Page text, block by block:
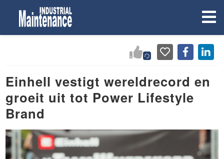
Einhell vestigt wereldrecord en
groeit uit tot Power Lifestyle
Brand